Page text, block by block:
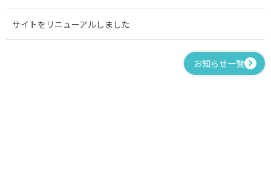
サイトをリニューアルしました
お知らせ一覧